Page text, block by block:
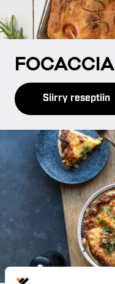
FO­CAC­CIA
Siirry reseptiin